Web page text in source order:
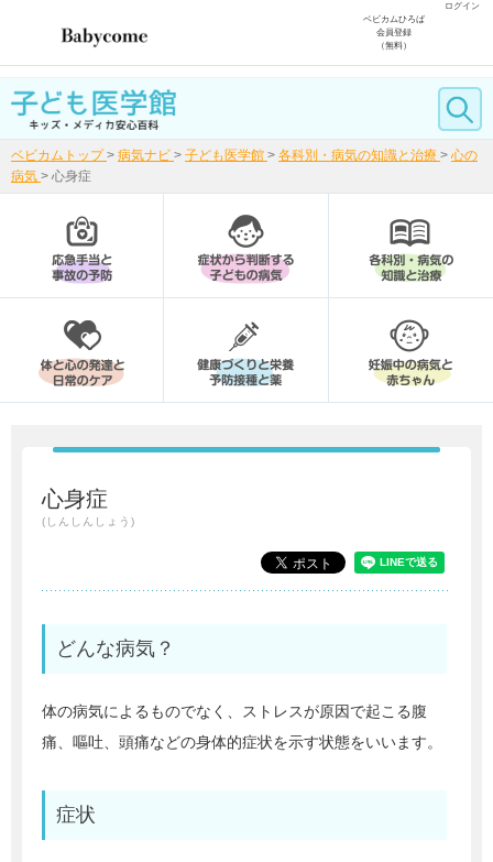
ログイン
ベビカムひろば
会員登録
（無料）
ベビカムトップ > 病気ナビ > 子ども医学館 > 各科別・病気の知識と治療 > 心の
病気 > 心身症
心身症
(しんしんしょう)
どんな病気？
体の病気によるものでなく、ストレスが原因で起こる腹
痛、嘔吐、頭痛などの身体的症状を示す状態をいいます。
症状